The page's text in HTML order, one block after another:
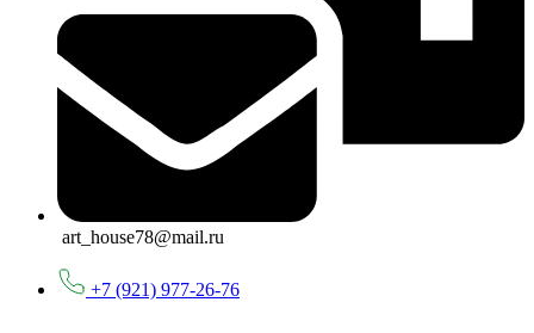
art_house78@mail.ru
+7 (921) 977-26-76